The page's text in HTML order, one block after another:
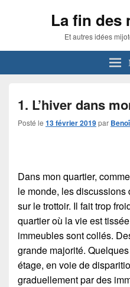
La fin des
Et autres idées
1. L’hiver dans
Posté le 13 février 2019par
Dans mon quartier,
le monde, les discussions
sur le trottoir. Il fait trop
quartier où la vie est
immeubles sont collés.
grande majorité.
étage, en voie de
graduellement par des